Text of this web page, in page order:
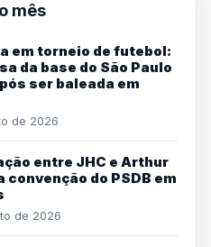
mês
em torneio de futebol:
da base do São Paulo
ser baleada em
de 2026
entre JHC e Arthur
convenção do PSDB em
de 2026